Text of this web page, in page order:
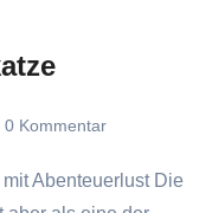
0 Kommentar